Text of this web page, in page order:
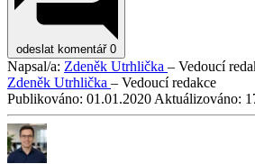
odeslat komentář 0
Napsal/a: Zdeněk Utrhlička – Vedoucí
Zdeněk Utrhlička – Vedoucí redakce
Publikováno: 01.01.2020 Aktuálizováno: